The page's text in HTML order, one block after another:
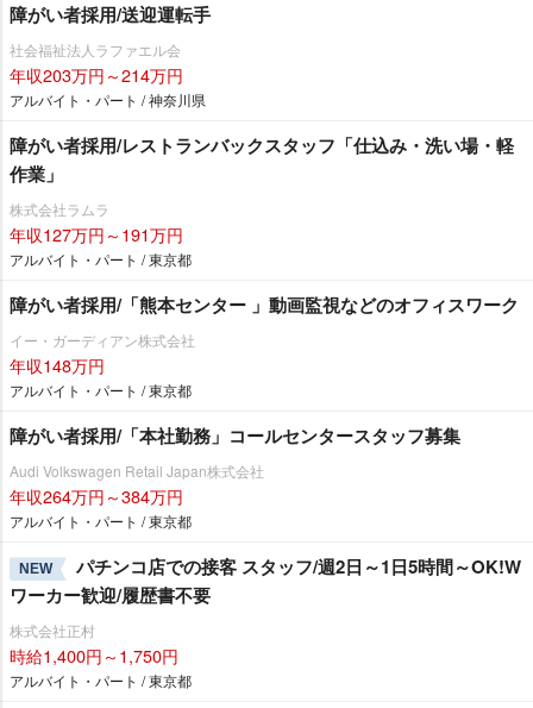
障がい者採用/送迎運転手
社会福祉法人ラファエル会
年収203万円～214万円
アルバイト・パート / 神奈川県
障がい者採用/レストランバックスタッフ「仕込み・洗い場・軽
作業」
株式会社ラムラ
年収127万円～191万円
アルバイト・パート / 東京都
障がい者採用/「熊本センター 」動画監視などのオフィスワーク
イー・ガーディアン株式会社
年収148万円
アルバイト・パート / 東京都
障がい者採用/「本社勤務」コールセンタースタッフ募集
Audi Volkswagen Retail Japan株式会社
年収264万円～384万円
アルバイト・パート / 東京都
NEW
パチンコ店での接客 スタッフ/週2日～1日5時間～OK!W
ワーカー歓迎/履歴書不要
株式会社正村
時給1,400円～1,750円
アルバイト・パート / 東京都